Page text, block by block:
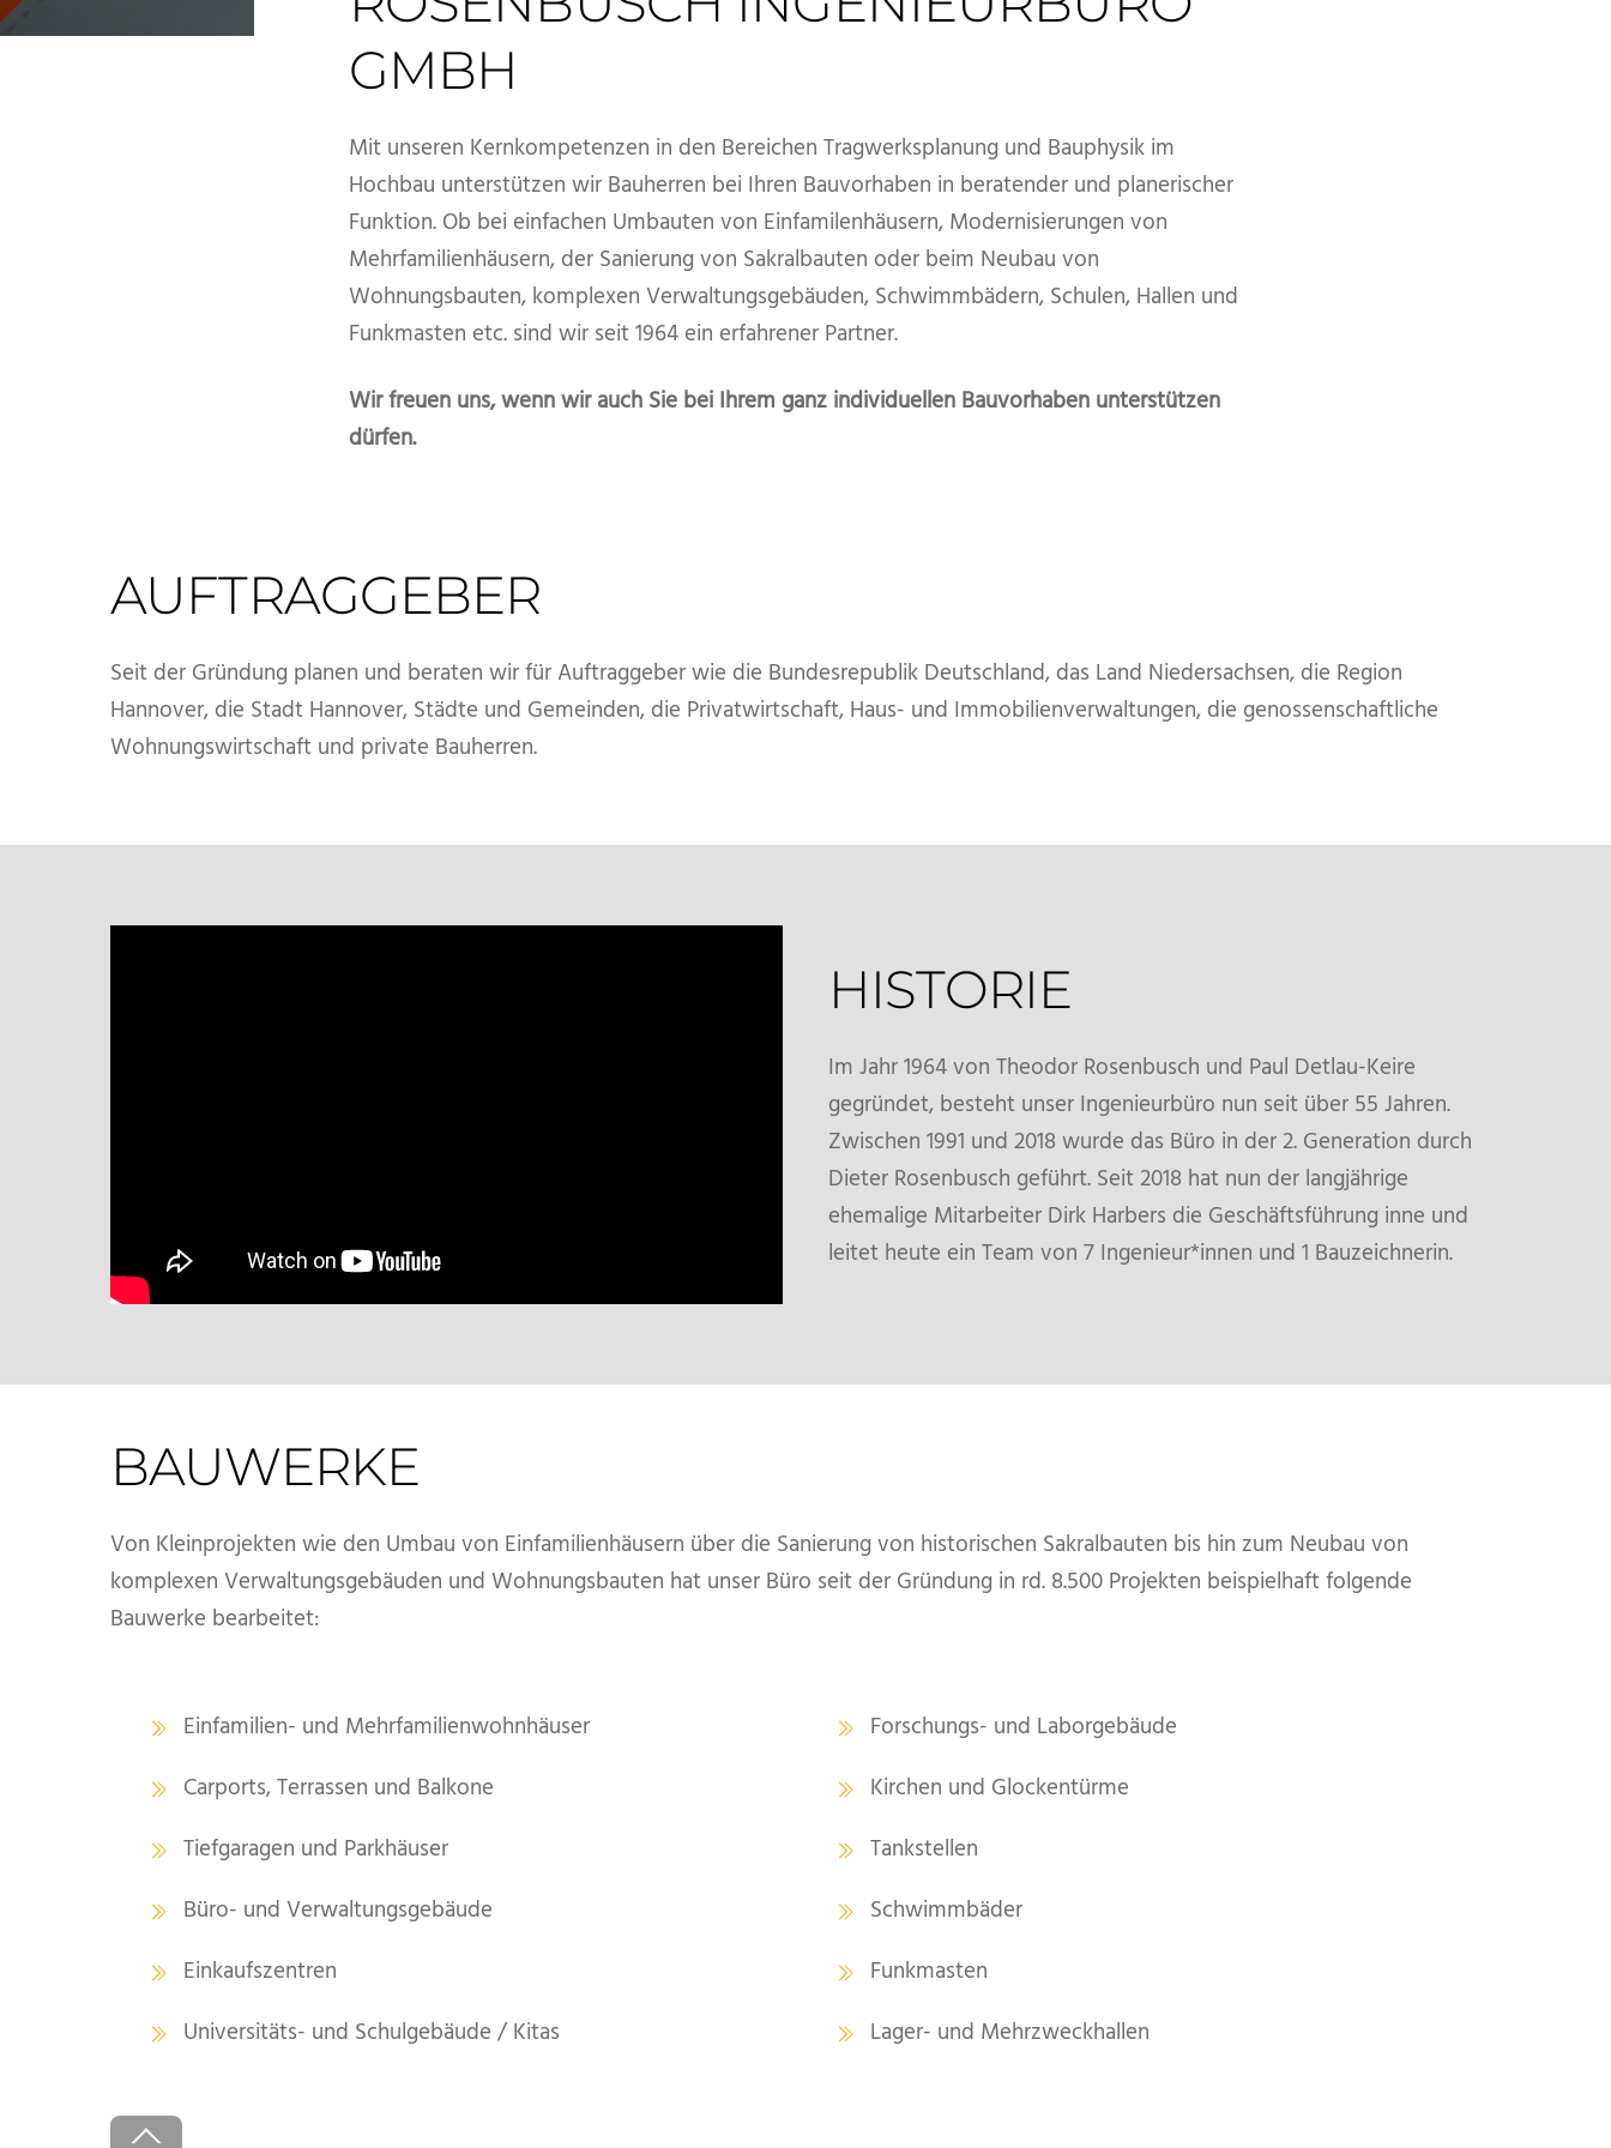
GMBH
Mit unseren Kernkompetenzen in den Bereichen Tragwerksplanung und Bauphysik im
Hochbau unterstützen wir Bauherren bei Ihren Bauvorhaben in beratender und planerischer
Funktion. Ob bei einfachen Umbauten von Einfamilenhäusern, Modernisierungen von
Mehrfamilienhäusern, der Sanierung von Sakralbauten oder beim Neubau von
Wohnungsbauten, komplexen Verwaltungsgebäuden, Schwimmbädern, Schulen, Hallen und
Funkmasten etc. sind wir seit 1964 ein erfahrener Partner.
Wir freuen uns, wenn wir auch Sie bei Ihrem ganz individuellen Bauvorhaben unterstützen
dürfen.
AUFTRAGGEBER
Seit der Gründung planen und beraten wir für Auftraggeber wie die Bundesrepublik Deutschland, das Land Niedersachsen, die Region
Hannover, die Stadt Hannover, Städte und Gemeinden, die Privatwirtschaft, Haus- und Immobilienverwaltungen, die genossenschaftliche
Wohnungswirtschaft und private Bauherren.
HISTORIE
Im Jahr 1964 von Theodor Rosenbusch und Paul Detlau-Keire
gegründet, besteht unser Ingenieurbüro nun seit über 55 Jahren.
Zwischen 1991 und 2018 wurde das Büro in der 2. Generation durch
Dieter Rosenbusch geführt. Seit 2018 hat nun der langjährige
ehemalige Mitarbeiter Dirk Harbers die Geschäftsführung inne und
leitet heute ein Team von 7 Ingenieur*innen und 1 Bauzeichnerin.
BAUWERKE
Von Kleinprojekten wie den Umbau von Einfamilienhäusern über die Sanierung von historischen Sakralbauten bis hin zum Neubau von
komplexen Verwaltungsgebäuden und Wohnungsbauten hat unser Büro seit der Gründung in rd. 8.500 Projekten beispielhaft folgende
Bauwerke bearbeitet:
Einfamilien- und Mehrfamilienwohnhäuser
Carports, Terrassen und Balkone
Tiefgaragen und Parkhäuser
Büro- und Verwaltungsgebäude
Einkaufszentren
Universitäts- und Schulgebäude / Kitas
Forschungs- und Laborgebäude
Kirchen und Glockentürme
Tankstellen
Schwimmbäder
Funkmasten
Lager- und Mehrzweckhallen
Back